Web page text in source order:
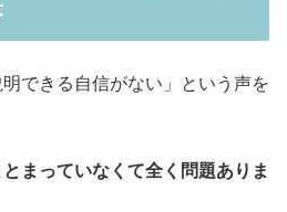
明できる自信がない」という声を
まっていなくて全く問題ありま